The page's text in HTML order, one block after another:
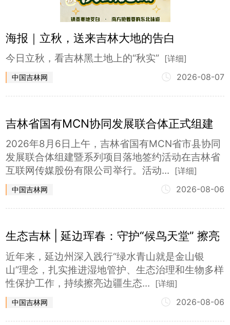
海报｜立秋，送来吉林大地的告白
今日立秋，看吉林黑土地上的“秋实” [详细]
中国吉林网 2026-08-07
吉林省国有MCN协同发展联合体正式组建
2026年8月6日上午，吉林省国有MCN省市县协同
发展联合体组建暨系列项目落地签约活动在吉林省
互联网传媒股份有限公司举行。活动...
[详细]
中国吉林网 2026-08-06
生态吉林 | 延边珲春：守护“候鸟天堂” 擦亮
边疆生态底色
近年来，延边州深入践行“绿水青山就是金山银
山”理念，扎实推进湿地管护、生态治理和生物多样
性保护工作，持续擦亮边疆生态...
[详细]
中国吉林网 2026-08-06